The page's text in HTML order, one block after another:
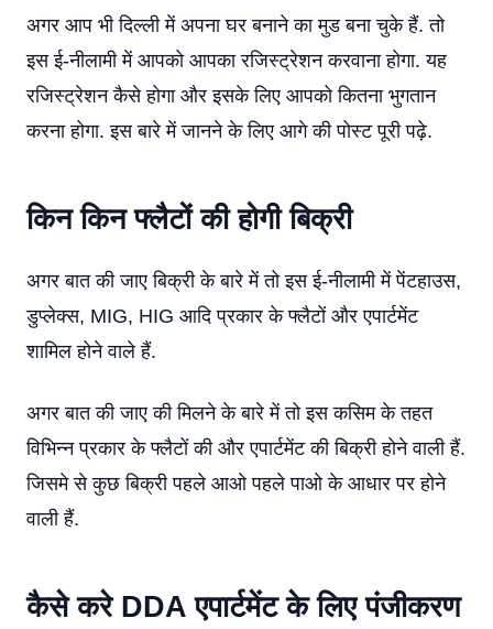
अगर आप भी दिल्ली में अपना घर बनाने का मुड बना चुके हैं. तो
इस ई-नीलामी में आपको आपका रजिस्ट्रेशन करवाना होगा. यह
रजिस्ट्रेशन कैसे होगा और इसके लिए आपको कितना भुगतान
करना होगा. इस बारे में जानने के लिए आगे की पोस्ट पूरी पढ़े.
किन किन फ्लैटों की होगी बिक्री
अगर बात की जाए बिक्री के बारे में तो इस ई-नीलामी में पेंटहाउस,
डुप्लेक्स, MIG, HIG आदि प्रकार के फ्लैटों और एपार्टमेंट
शामिल होने वाले हैं.
अगर बात की जाए की मिलने के बारे में तो इस कसिम के तहत
विभिन्न प्रकार के फ्लैटों की और एपार्टमेंट की बिक्री होने वाली हैं.
जिसमे से कुछ बिक्री पहले आओ पहले पाओ के आधार पर होने
वाली हैं.
कैसे करे DDA एपार्टमेंट के लिए पंजीकरण